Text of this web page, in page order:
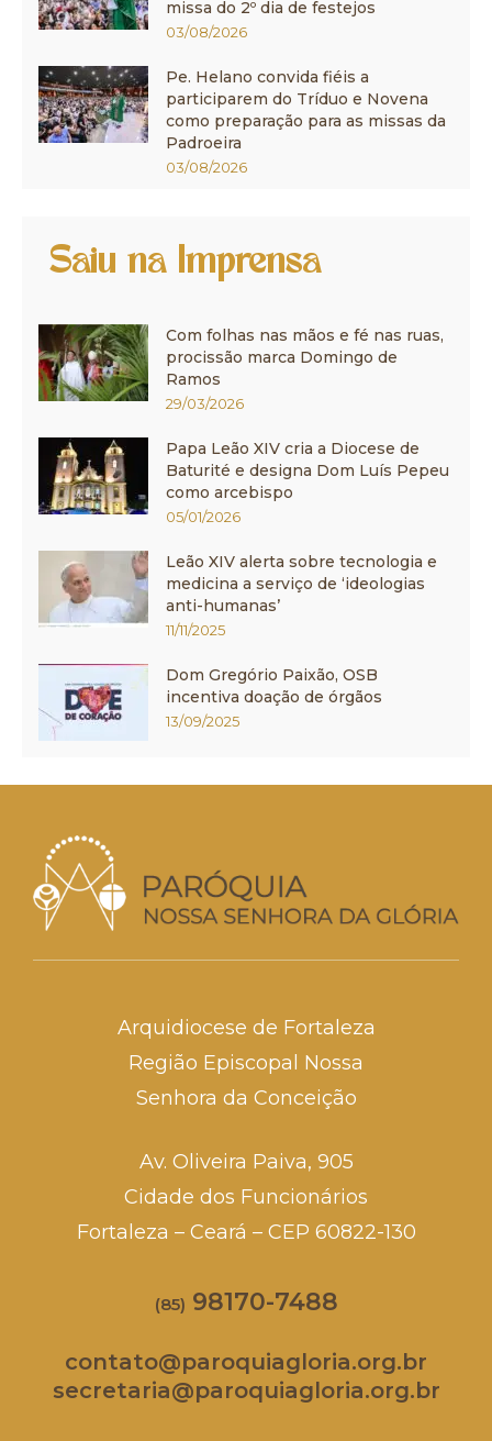
missa do 2º dia de festejos
03/08/2026
Pe. Helano convida fiéis a
participarem do Tríduo e Novena
como preparação para as missas da
Padroeira
03/08/2026
Saiu na Imprensa
Com folhas nas mãos e fé nas ruas,
procissão marca Domingo de
Ramos
29/03/2026
Papa Leão XIV cria a Diocese de
Baturité e designa Dom Luís Pepeu
como arcebispo
05/01/2026
Leão XIV alerta sobre tecnologia e
medicina a serviço de ‘ideologias
anti-humanas’
11/11/2025
Dom Gregório Paixão, OSB
incentiva doação de órgãos
13/09/2025
Arquidiocese de Fortaleza
Região Episcopal Nossa
Senhora da Conceição
Av. Oliveira Paiva, 905
Cidade dos Funcionários
Fortaleza – Ceará – CEP 60822-130
(85) 98170-7488
contato@paroquiagloria.org.br
secretaria@paroquiagloria.org.br